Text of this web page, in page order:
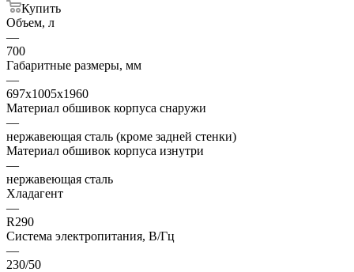
Купить
Объем, л
—
700
Габаритные размеры, мм
—
697х1005х1960
Материал обшивок корпуса снаружи
—
нержавеющая сталь (кроме задней стенки)
Материал обшивок корпуса изнутри
—
нержавеющая сталь
Хладагент
—
R290
Система электропитания, В/Гц
—
230/50